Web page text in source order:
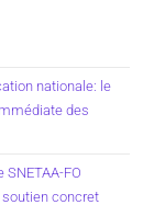
nationale: le
des
SNETAA-FO
concret